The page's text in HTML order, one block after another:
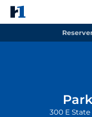
300 E State